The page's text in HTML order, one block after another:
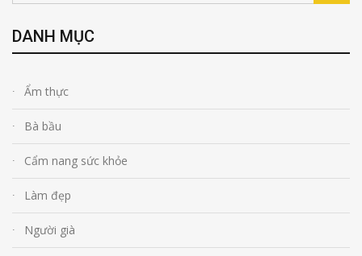
DANH MỤC
Ẩm thực
Bà bầu
Cẩm nang sức khỏe
Làm đẹp
Người già